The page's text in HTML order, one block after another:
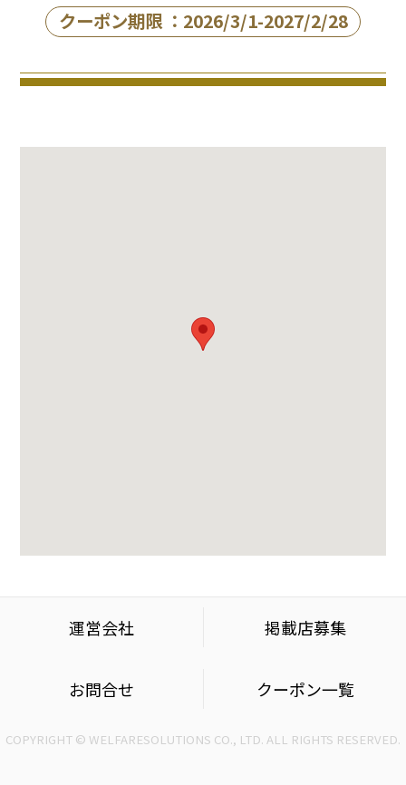
クーポン期限 ：2026/3/1-2027/2/28
運営会社 掲載店募集
お問合せ クーポン一覧
COPYRIGHT © WELFARESOLUTIONS CO., LTD. ALL RIGHTS RESERVED.